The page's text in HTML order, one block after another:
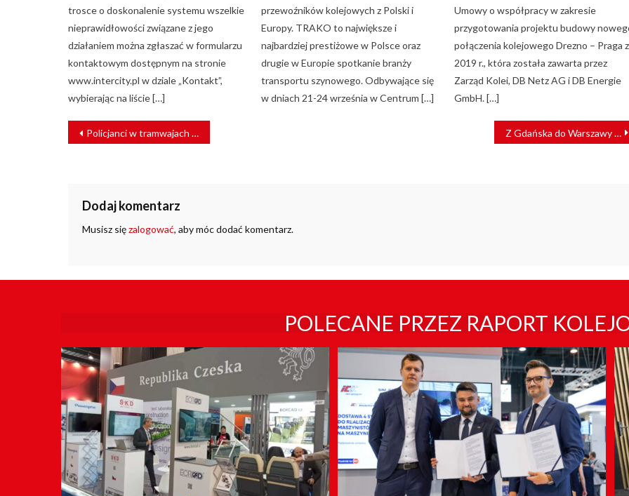
trosce o doskonalenie systemu wszelkie
nieprawidłowości związane z jego
działaniem można zgłaszać w formularzu
kontaktowym dostępnym na stronie
www.intercity.pl w dziale „Kontakt”,
wybierając na liście […]
przewoźników kolejowych z Polski i
Europy. TRAKO to największe i
najbardziej prestiżowe w Polsce oraz
drugie w Europie spotkanie branży
transportu szynowego. Odbywające się
w dniach 21-24 września w Centrum […]
Umowy o współpracy w zakresie
przygotowania projektu budowy
połączenia kolejowego Drezno – Praga z
2019 r., która została zawarta przez
Zarząd Kolei, DB Netz AG i DB Energie
GmbH. […]
NAWIGACJA
WPISU
Policjanci w tramwajach i autobusach wrocławskiego MPK Z Gdańska do Warszawy przez Grudziądz. Znamy przebieg szprychy nr 1
Dodaj komentarz
Musisz sięzalogować, aby móc dodać komentarz.
POLECANE PRZEZ RAPORT